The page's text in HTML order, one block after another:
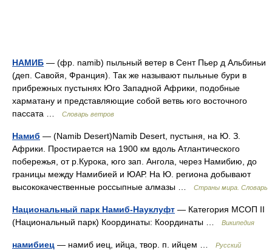
НАМИБ — (фр. namib) пыльный ветер в Сент Пьер д Альбиньи
(деп. Савойя, Франция). Так же называют пыльные бури в
прибрежных пустынях Юго Западной Африки, подобные
харматану и представляющие собой ветвь юго восточного
пассата …
Словарь ветров
Намиб — (Namib Desert)Namib Desert, пустыня, на Ю. З.
Африки. Простирается на 1900 км вдоль Атлантического
побережья, от р.Курока, юго зап. Ангола, через Намибию, до
границы между Намибией и ЮАР. На Ю. региона добывают
высококачественные россыпные алмазы …
Страны мира. Словарь
Национальный парк Намиб-Науклуфт — Категория МСОП II
(Национальный парк) Координаты: Координаты …
Википедия
намибиец — намиб иец, ийца, твор. п. ийцем …
Русский